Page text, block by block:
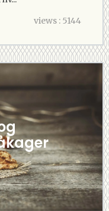
views : 5144